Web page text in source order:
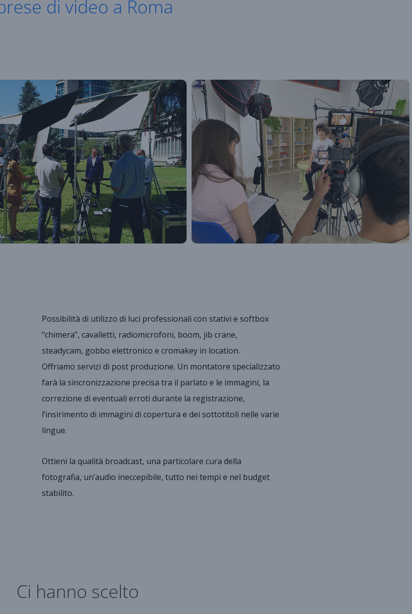
di video a Roma
Possibilità di utilizzo di luci professionali con stativi e softbox
“chimera”, cavalletti, radiomicrofoni, boom, jib crane,
steadycam, gobbo elettronico e cromakey in location.
Offriamo servizi di post produzione. Un montatore specializzato
farà la sincronizzazione precisa tra il parlato e le immagini, la
correzione di eventuali erroti durante la registrazione,
l’insirimento di immagini di copertura e dei sottotitoli nelle varie
lingue.
Ottieni la qualità broadcast, una particolare cura della
fotografia, un’audio ineccepibile, tutto nei tempi e nel budget
stabilito.
Ci hanno scelto